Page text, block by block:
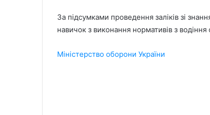
За підсумками проведення заліків зі
навичок з виконання нормативів з
Міністерство оборони України